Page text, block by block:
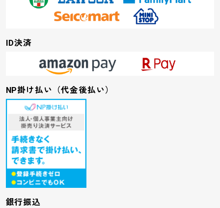
ID決済
NP掛け払い（代金後払い）
銀行振込